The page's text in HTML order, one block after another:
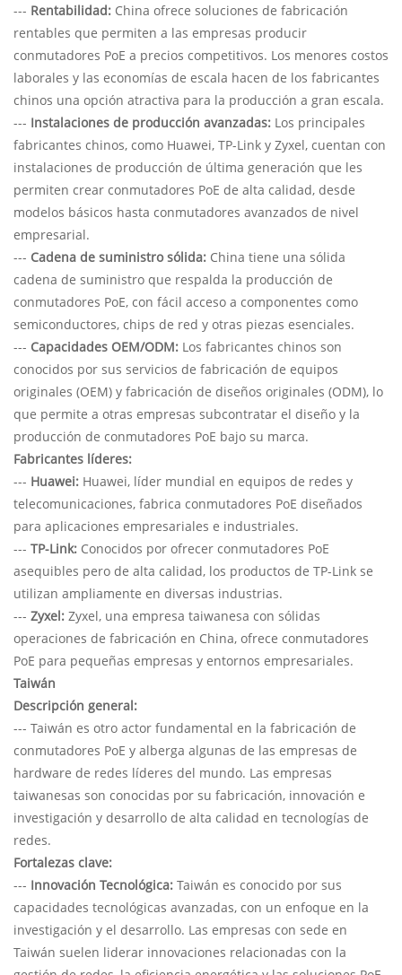
--- Rentabilidad: China ofrece soluciones de fabricación
rentables que permiten a las empresas producir
conmutadores PoE a precios competitivos. Los menores costos
laborales y las economías de escala hacen de los fabricantes
chinos una opción atractiva para la producción a gran escala.
--- Instalaciones de producción avanzadas: Los principales
fabricantes chinos, como Huawei, TP-Link y Zyxel, cuentan con
instalaciones de producción de última generación que les
permiten crear conmutadores PoE de alta calidad, desde
modelos básicos hasta conmutadores avanzados de nivel
empresarial.
--- Cadena de suministro sólida: China tiene una sólida
cadena de suministro que respalda la producción de
conmutadores PoE, con fácil acceso a componentes como
semiconductores, chips de red y otras piezas esenciales.
--- Capacidades OEM/ODM: Los fabricantes chinos son
conocidos por sus servicios de fabricación de equipos
originales (OEM) y fabricación de diseños originales (ODM), lo
que permite a otras empresas subcontratar el diseño y la
producción de conmutadores PoE bajo su marca.
Fabricantes líderes:
--- Huawei: Huawei, líder mundial en equipos de redes y
telecomunicaciones, fabrica conmutadores PoE diseñados
para aplicaciones empresariales e industriales.
--- TP-Link: Conocidos por ofrecer conmutadores PoE
asequibles pero de alta calidad, los productos de TP-Link se
utilizan ampliamente en diversas industrias.
--- Zyxel: Zyxel, una empresa taiwanesa con sólidas
operaciones de fabricación en China, ofrece conmutadores
PoE para pequeñas empresas y entornos empresariales.
Taiwán
Descripción general:
--- Taiwán es otro actor fundamental en la fabricación de
conmutadores PoE y alberga algunas de las empresas de
hardware de redes líderes del mundo. Las empresas
taiwanesas son conocidas por su fabricación, innovación e
investigación y desarrollo de alta calidad en tecnologías de
redes.
Fortalezas clave:
--- Innovación Tecnológica: Taiwán es conocido por sus
capacidades tecnológicas avanzadas, con un enfoque en la
investigación y el desarrollo. Las empresas con sede en
Taiwán suelen liderar innovaciones relacionadas con la